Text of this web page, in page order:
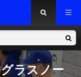
ラスノー